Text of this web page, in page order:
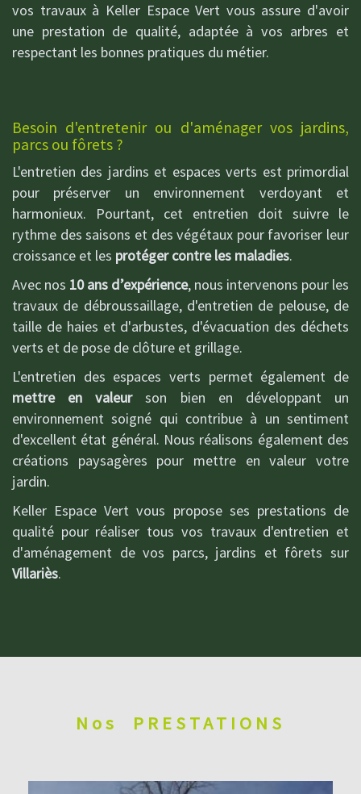
vos travaux à Keller Espace Vert vous assure d'avoir
une prestation de qualité, adaptée à vos arbres et
respectant les bonnes pratiques du métier.
Besoin d'entretenir ou d'aménager vos jardins,
parcs ou fôrets ?
L'entretien des jardins et espaces verts est primordial
pour préserver un environnement verdoyant et
harmonieux. Pourtant, cet entretien doit suivre le
rythme des saisons et des végétaux pour favoriser leur
croissance et les protéger contre les maladies.
Avec nos 10 ans d’expérience, nous intervenons pour les
travaux de débroussaillage, d'entretien de pelouse, de
taille de haies et d'arbustes, d'évacuation des déchets
verts et de pose de clôture et grillage.
L'entretien des espaces verts permet également de
mettre en valeurson bien en développant un
environnement soigné qui contribue à un sentiment
d'excellent état général. Nous réalisons également des
créations paysagères pour mettre en valeur votre
jardin.
Keller Espace Vert vous propose ses prestations de
qualité pour réaliser tous vos travaux d'entretien et
d'aménagement de vos parcs, jardins et fôrets sur
Villariès.
Nos PRESTATIONS